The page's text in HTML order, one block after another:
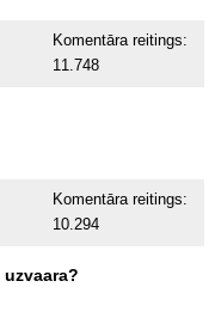
Komentāra reitings:
11.748
Komentāra reitings:
10.294
uzvaara?